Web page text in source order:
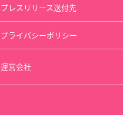
プレスリリース送付先
プライバシーポリシー
運営会社